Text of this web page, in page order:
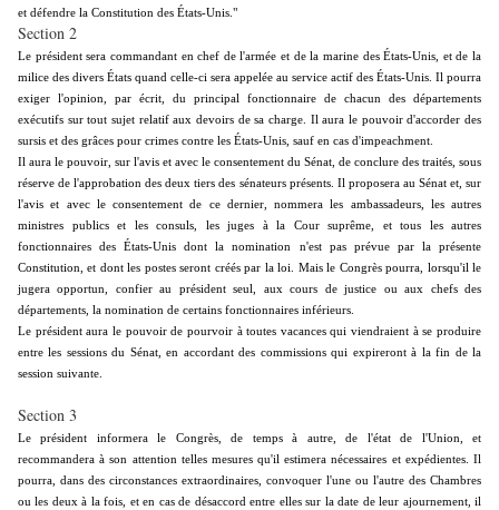
et défendre la Constitution des États-Unis."
Section 2
Le président sera commandant en chef de l'armée et de la marine des États-Unis, et de la
milice des divers États quand celle-ci sera appelée au service actif des États-Unis. Il pourra
exiger l'opinion, par écrit, du principal fonctionnaire de chacun des départements
exécutifs sur tout sujet relatif aux devoirs de sa charge. Il aura le pouvoir d'accorder des
sursis et des grâces pour crimes contre les États-Unis, sauf en cas d'impeachment.
Il aura le pouvoir, sur l'avis et avec le consentement du Sénat, de conclure des traités, sous
réserve de l'approbation des deux tiers des sénateurs présents. Il proposera au Sénat et, sur
l'avis et avec le consentement de ce dernier, nommera les ambassadeurs, les autres
ministres publics et les consuls, les juges à la Cour suprême, et tous les autres
fonctionnaires des États-Unis dont la nomination n'est pas prévue par la présente
Constitution, et dont les postes seront créés par la loi. Mais le Congrès pourra, lorsqu'il le
jugera opportun, confier au président seul, aux cours de justice ou aux chefs des
départements, la nomination de certains fonctionnaires inférieurs.
Le président aura le pouvoir de pourvoir à toutes vacances qui viendraient à se produire
entre les sessions du Sénat, en accordant des commissions qui expireront à la fin de la
session suivante.
Section 3
Le président informera le Congrès, de temps à autre, de l'état de l'Union, et
recommandera à son attention telles mesures qu'il estimera nécessaires et expédientes. Il
pourra, dans des circonstances extraordinaires, convoquer l'une ou l'autre des Chambres
ou les deux à la fois, et en cas de désaccord entre elles sur la date de leur ajournement, il